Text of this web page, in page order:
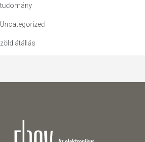
tudomány
Uncategorized
zöld átállás